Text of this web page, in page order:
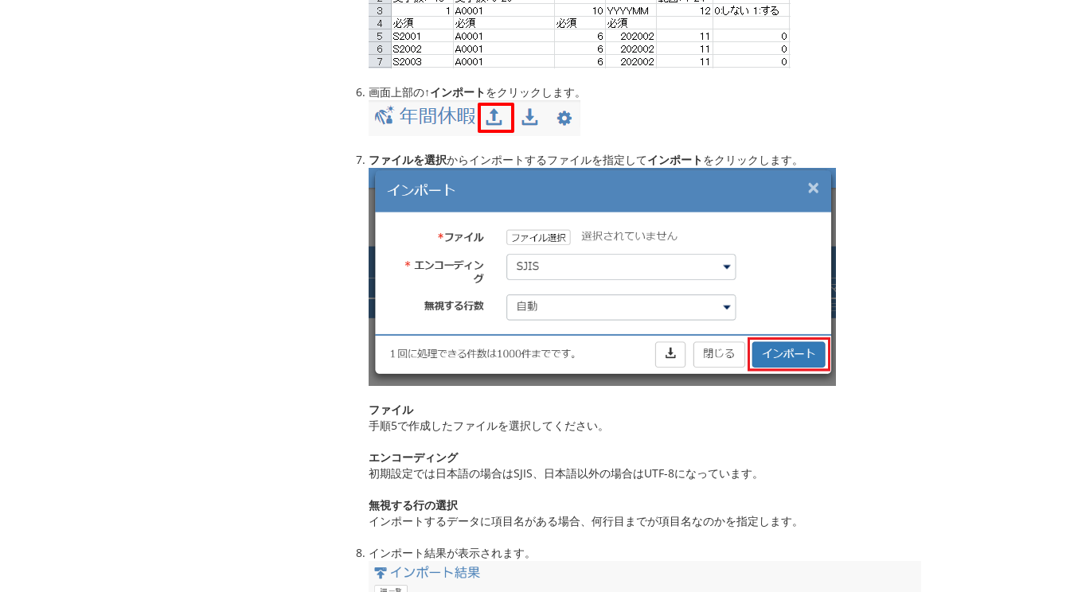
画面上部の↑インポートをクリックします。
ファイルを選択からインポートするファイルを指定してインポートをクリックします。
ファイル
手順5で作成したファイルを選択してください。
エンコーディング
初期設定では日本語の場合はSJIS、日本語以外の場合はUTF-8になっています。
無視する行の選択
インポートするデータに項目名がある場合、何行目までが項目名なのかを指定します。
インポート結果が表示されます。